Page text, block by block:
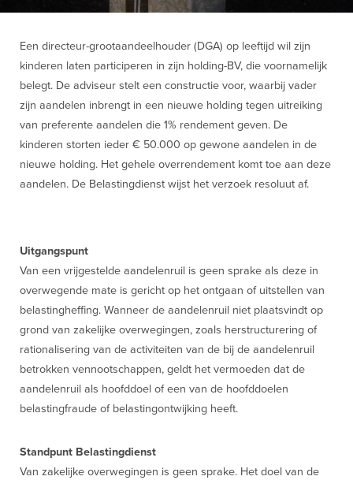
Een directeur-grootaandeelhouder (DGA) op leeftijd wil zijn
kinderen laten participeren in zijn holding-BV, die voornamelijk
belegt. De adviseur stelt een constructie voor, waarbij vader
zijn aandelen inbrengt in een nieuwe holding tegen uitreiking
van preferente aandelen die 1% rendement geven. De
kinderen storten ieder € 50.000 op gewone aandelen in de
nieuwe holding. Het gehele overrendement komt toe aan deze
aandelen. De Belastingdienst wijst het verzoek resoluut af.
Uitgangspunt
Van een vrijgestelde aandelenruil is geen sprake als deze in
overwegende mate is gericht op het ontgaan of uitstellen van
belastingheffing. Wanneer de aandelenruil niet plaatsvindt op
grond van zakelijke overwegingen, zoals herstructurering of
rationalisering van de activiteiten van de bij de aandelenruil
betrokken vennootschappen, geldt het vermoeden dat de
aandelenruil als hoofddoel of een van de hoofddoelen
belastingfraude of belastingontwijking heeft.
Standpunt Belastingdienst
Van zakelijke overwegingen is geen sprake. Het doel van de